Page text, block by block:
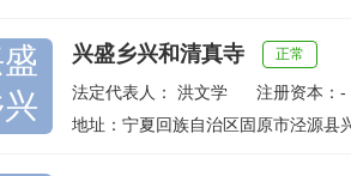
兴盛乡兴和清真寺 正常
法定代表人：洪文学 注册资本：-
地址：宁夏回族自治区固原市泾源县